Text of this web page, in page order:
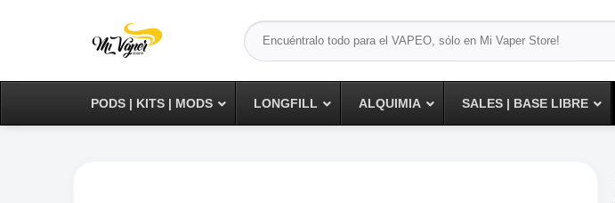
Buscar
por:
PODS | KITS | MODS LONGFILL ALQUIMIA SALES | BASE LIBRE